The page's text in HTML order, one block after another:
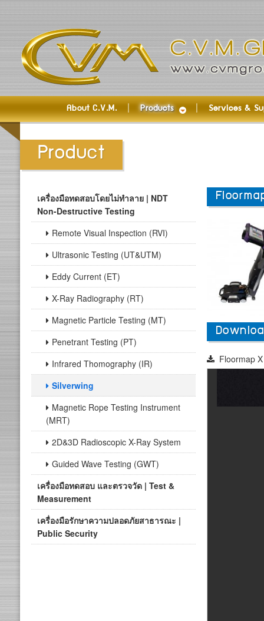
About C.V.M. Products Services &
Product
เครื่องมือทดสอบโดยไม่ทำลาย | NDT
Non-Destructive Testing
Remote Visual Inspection (RVI)
Ultrasonic Testing (UT&UTM)
Eddy Current (ET)
X-Ray Radiography (RT)
Magnetic Particle Testing (MT)
Penetrant Testing (PT)
Infrared Thomography (IR)
Silverwing
Magnetic Rope Testing Instrument
(MRT)
2D&3D Radioscopic X-Ray System
Guided Wave Testing (GWT)
เครื่องมือทดสอบ และตรวจวัด | Test &
Measurement
เครื่องมือรักษาความปลอดภัยสาธารณะ |
Public Security
Floormap